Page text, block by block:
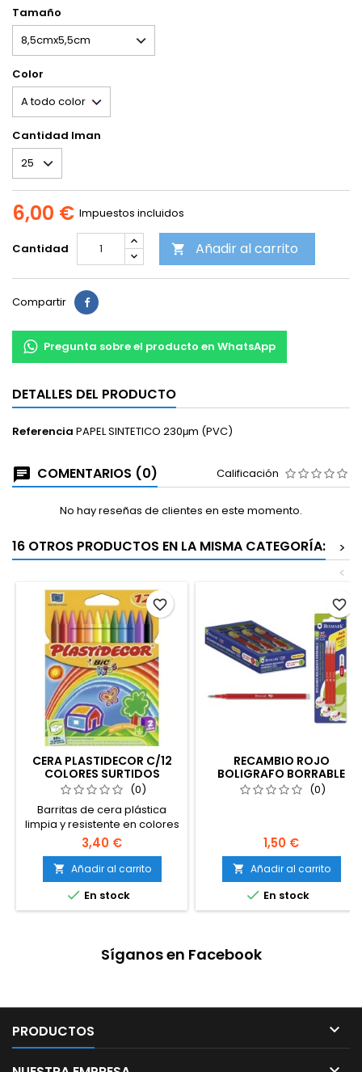
Tamaño
Color
Cantidad Iman
6,00 € Impuestos incluidos
Cantidad  Añadir al carrito
Compartir
Pregunta sobre el producto en WhatsApp
DETALLES DEL PRODUCTO
Referencia PAPEL SINTETICO 230μm (PVC)
COMENTARIOS (0) Calificación
No hay reseñas de clientes en este momento.
16 OTROS PRODUCTOS EN LA MISMA CATEGORÍA:
>
<
CERA PLASTIDECOR C/12
COLORES SURTIDOS
NUEVO
(0)
Barritas de cera plástica
limpia y resistente en colores
vivos con gran capacidad de
coberturaSe pueden borrar y
afilarSe pueden mezclar los
colores
3,40 €
 Añadir al carrito
 En stock
favorite_border
RECAMBIO ROJO
BOLIGRAFO BORRABLE
BISMARK BLISTER 3U
(0)
1,50 €
 Añadir al carrito
 En stock
favorite_border
Síganos en Facebook
PRODUCTOS 